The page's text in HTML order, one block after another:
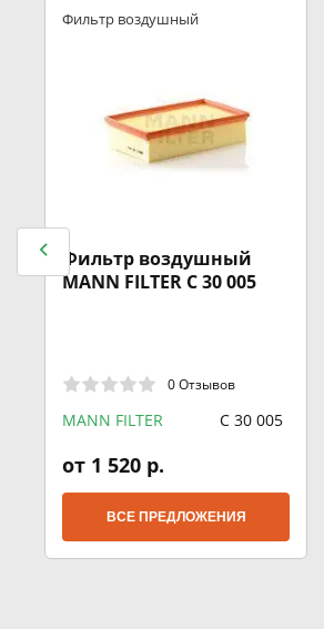
Фильтр воздушный
Фильтр воздушный
MANN FILTER C 30 005
0 Отзывов
MANN FILTER C 30 005
от 1 520 р.
ВСЕ ПРЕДЛОЖЕНИЯ